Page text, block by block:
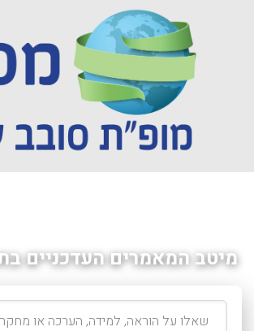
מיטב המאמרים העדכניים